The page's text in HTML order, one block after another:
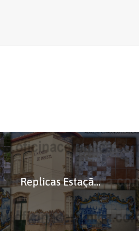
Replicas Estação São Mamede de Iinfesta